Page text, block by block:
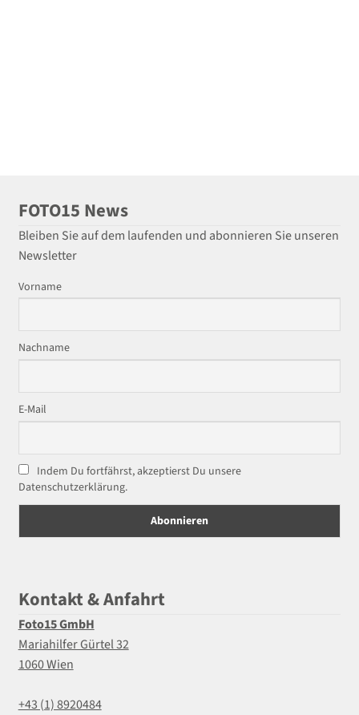
FOTO15 News
Bleiben Sie auf dem laufenden und abonnieren Sie unseren
Newsletter
Vorname
Nachname
E-Mail
Indem Du fortfährst, akzeptierst Du unsere
Datenschutzerklärung.
Kontakt & Anfahrt
Foto15 GmbH
Mariahilfer Gürtel 32
1060 Wien
+43 (1) 8920484